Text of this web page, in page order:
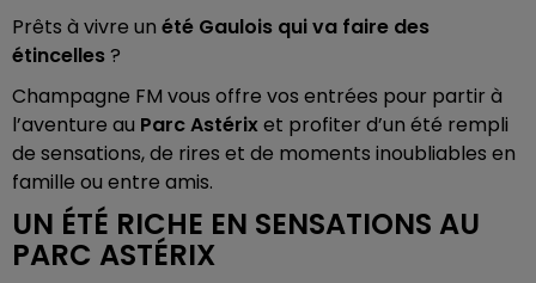
Prêts à vivre un été Gaulois qui va faire des
étincelles?
Champagne FM vous offre vos entrées pour partir à
l’aventure au Parc Astérixet profiter d’un été rempli
de sensations, de rires et de moments inoubliables en
famille ou entre amis.
UN ÉTÉ RICHE EN SENSATIONS AU
PARC ASTÉRIX